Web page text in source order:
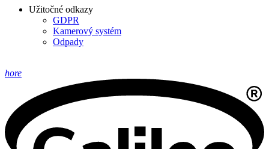
Užitočné odkazy
GDPR
Kamerový systém
Odpady
hore